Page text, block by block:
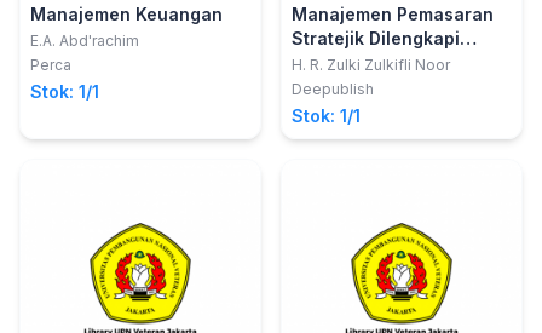
Manajemen Keuangan
E.A. Abd'rachim
Perca
Stok: 1/1
Manajemen Pemasaran
Stratejik Dilengkapi
Dengan Kasuskasus
Dalam Bidang Bisnis Dan
Sektor Publik Tahun 2016
H. R. Zulki Zulkifli Noor
Deepublish
Stok: 1/1